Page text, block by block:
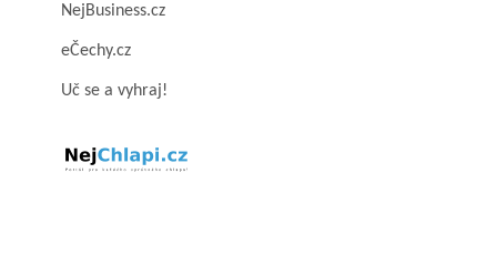
NejBusiness.cz
eČechy.cz
Uč se a vyhraj!